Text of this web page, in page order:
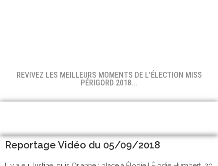
REVIVEZ LES MEILLEURS MOMENTS DE L'ÉLECTION MISS
PÉRIGORD 2018...
Reportage Vidéo du 05/09/2018